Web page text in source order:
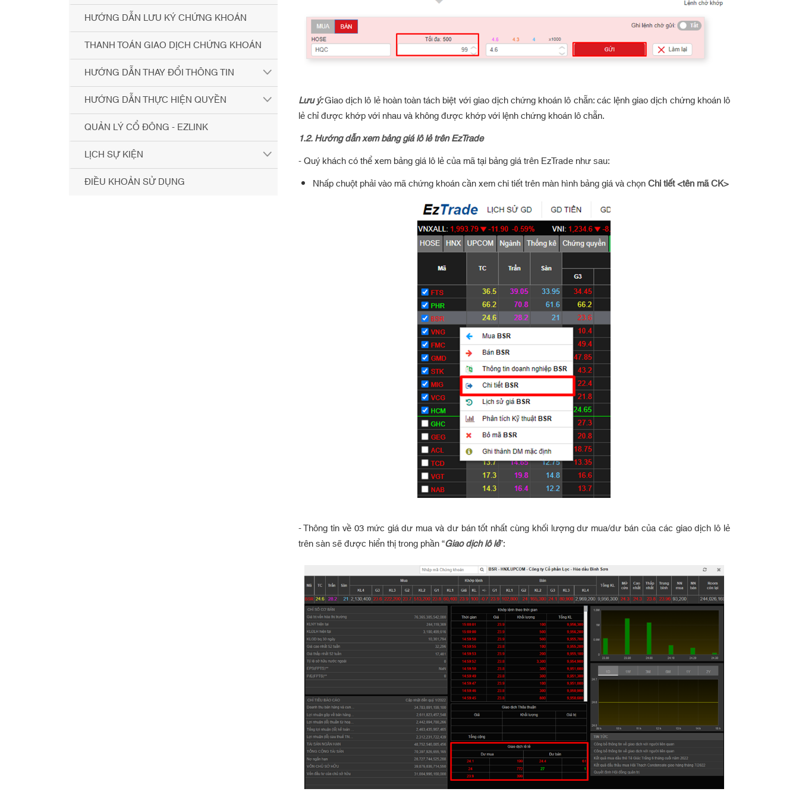
HƯỚNG DẪN LƯU KÝ CHỨNG KHOÁN
THANH TOÁN GIAO DỊCH CHỨNG KHOÁN
HƯỚNG DẪN THAY ĐỔI THÔNG TIN
HƯỚNG DẪN THỰC HIỆN QUYỀN
QUẢN LÝ CỔ ĐÔNG - EZLINK
LỊCH SỰ KIỆN
ĐIỀU KHOẢN SỬ DỤNG
Lưu ý:Giao dịch lô lẻ hoàn toàn tách biệt với giao dịch chứng khoán lô chẵn: các lệnh giao dịch chứng khoán lô
lẻ chỉ được khớp với nhau và không được khớp với lệnh chứng khoán lô chẵn.
1.2.Hướng dẫn xem bảng giá lô lẻ trên EzTrade
- Quý khách có thể xem bảng giá lô lẻ của mã tại bảng giá trên EzTrade như sau:
Nhấp chuột phải vào mã chứng khoán cần xem chi tiết trên màn hình bảng giá và chọnChi tiết <tên mã CK>
- Thông tin về 03 mức giá dư mua và dư bán tốt nhất cùng khối lượng dư mua/dư bán của các giao dịch lô lẻ
trên sàn sẽ được hiển thị trong phần “Giao dịch lô lẻ”: